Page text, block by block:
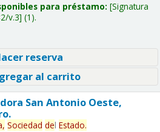
para préstamo: Signatura
v.3 (1).
reserva
al carrito
San Antonio Oeste,
Sociedad del Estado.